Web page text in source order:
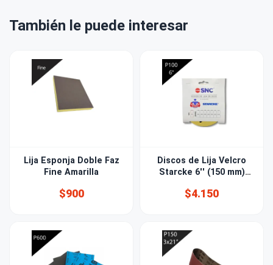
También le puede interesar
Lija Esponja Doble Faz
Fine Amarilla
$900
Discos de Lija Velcro
Starcke 6'' (150 mm)
$4.150